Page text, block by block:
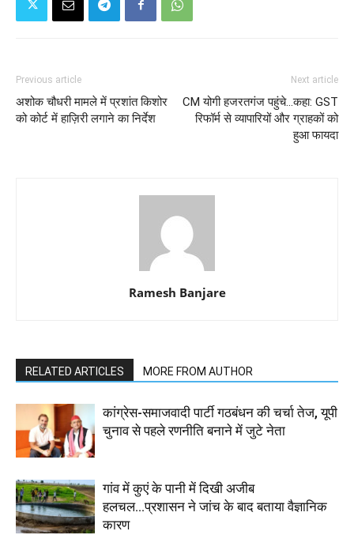
Previous article
अशोक चौधरी मामले में प्रशांत किशोर
को कोर्ट में हाज़िरी लगाने का निर्देश
Next article
CM योगी हजरतगंज पहुंचे...कहा: GST
रिफॉर्म से व्यापारियों और ग्राहकों को
हुआ फायदा
Ramesh Banjare
RELATED ARTICLES MORE FROM AUTHOR
कांग्रेस-समाजवादी पार्टी गठबंधन की चर्चा तेज, यूपी
चुनाव से पहले रणनीति बनाने में जुटे नेता
गांव में कुएं के पानी में दिखी अजीब
हलचल...प्रशासन ने जांच के बाद बताया वैज्ञानिक
कारण